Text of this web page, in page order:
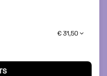
€ 31,50